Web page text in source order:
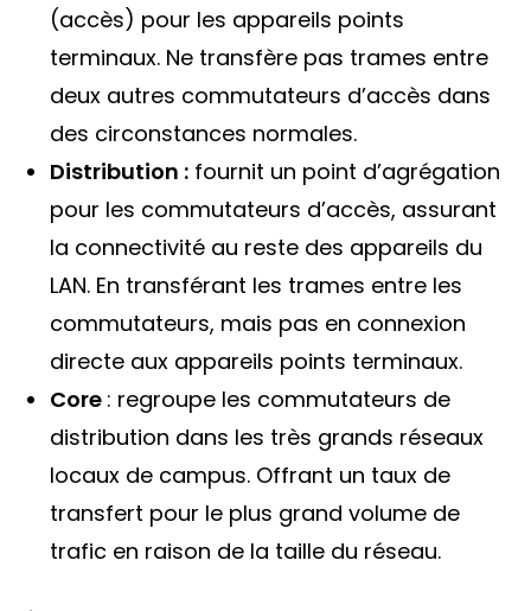
(accès) pour les appareils points
terminaux. Ne transfère pas trames entre
deux autres commutateurs d’accès dans
des circonstances normales.
Distribution : fournit un point d’agrégation
pour les commutateurs d’accès, assurant
la connectivité au reste des appareils du
LAN. En transférant les trames entre les
commutateurs, mais pas en connexion
directe aux appareils points terminaux.
Core : regroupe les commutateurs de
distribution dans les très grands réseaux
locaux de campus. Offrant un taux de
transfert pour le plus grand volume de
trafic en raison de la taille du réseau.